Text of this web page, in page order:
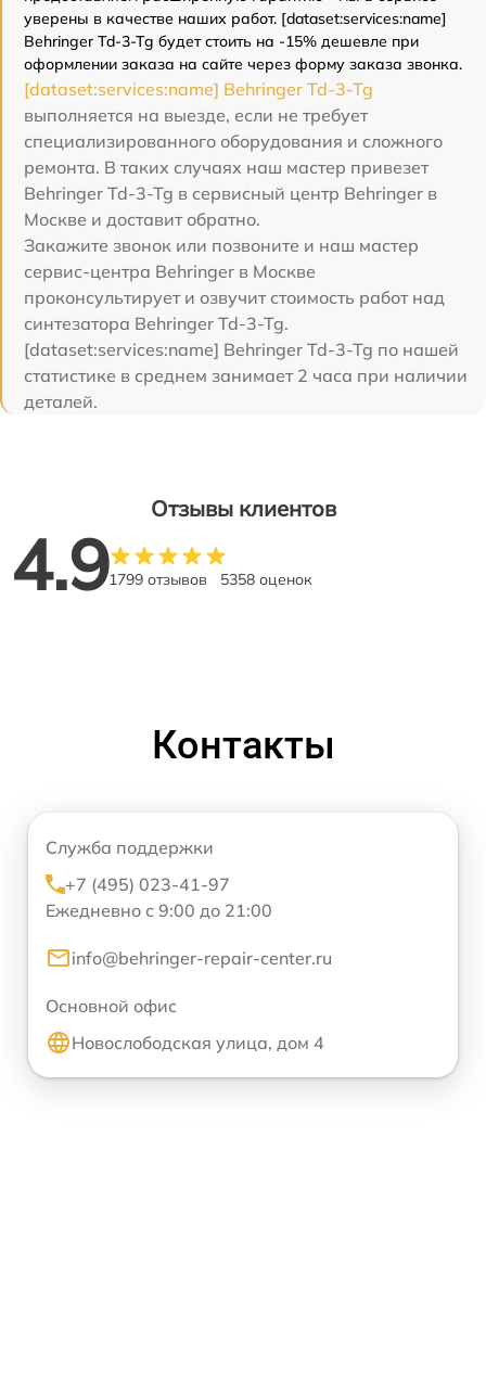
уверены в качестве наших работ. [dataset:services:name]
Behringer Td-3-Tg будет стоить на -15% дешевле при
оформлении заказа на сайте через форму заказа звонка.
[dataset:services:name] Behringer Td-3-Tg
выполняется на выезде, если не требует
специализированного оборудования и сложного
ремонта. В таких случаях наш мастер привезет
Behringer Td-3-Tg в сервисный центр Behringer в
Москве и доставит обратно.
Закажите звонок или позвоните и наш мастер
сервис-центра Behringer в Москве
проконсультирует и озвучит стоимость работ над
синтезатора Behringer Td-3-Tg.
[dataset:services:name] Behringer Td-3-Tg по нашей
статистике в среднем занимает 2 часа при наличии
деталей.
Отзывы клиентов
4.91799 отзывов 5358 оценок
Контакты
Служба поддержки
+7 (495) 023-41-97
Ежедневно с 9:00 до 21:00
info@behringer-repair-center.ru
Основной офис
Новослободская улица, дом 4